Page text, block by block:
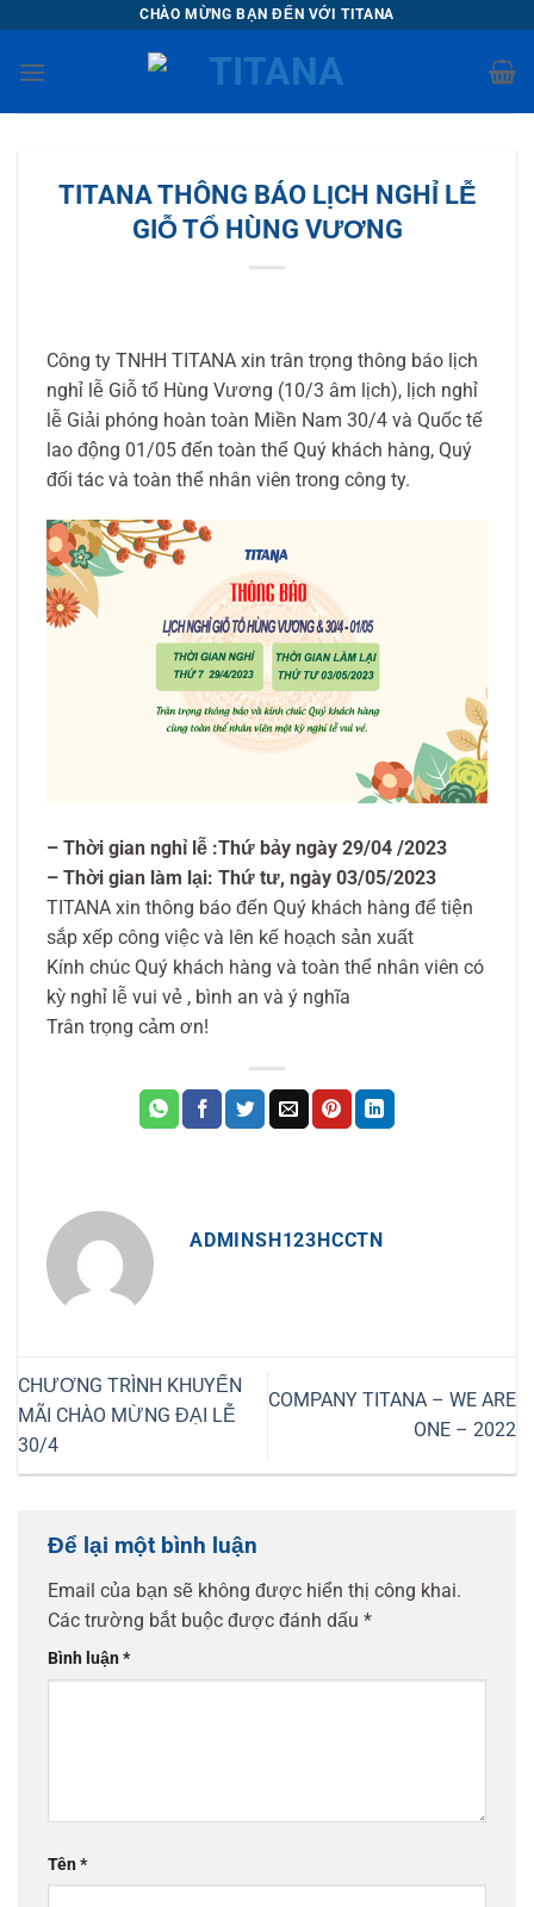
nội
CHÀO MỪNG BẠN ĐẾN VỚI TITANA
TITANA THÔNG BÁO LỊCH NGHỈ LỄ
GIỖ TỔ HÙNG VƯƠNG
Công ty TNHH TITANA xin trân trọng thông báo lịch
nghỉ lễ Giỗ tổ Hùng Vương (10/3 âm lịch), lịch nghỉ
lễ Giải phóng hoàn toàn Miền Nam 30/4 và Quốc tế
lao động 01/05 đến toàn thể Quý khách hàng, Quý
đối tác và toàn thể nhân viên trong công ty.
– Thời gian nghỉ lễ :Thứ bảy ngày 29/04 /2023
– Thời gian làm lại: Thứ tư, ngày 03/05/2023
TITANA xin thông báo đến Quý khách hàng để tiện
sắp xếp công việc và lên kế hoạch sản xuất
Kính chúc Quý khách hàng và toàn thể nhân viên có
kỳ nghỉ lễ vui vẻ , bình an và ý nghĩa
Trân trọng cảm ơn!
ADMINSH123HCCTN
CHƯƠNG TRÌNH KHUYẾN
MÃI CHÀO MỪNG ĐẠI LỄ
30/4
COMPANY TITANA – WE ARE
ONE – 2022
Để lại một bình luận
Email của bạn sẽ không được hiển thị công khai.
Các trường bắt buộc được đánh dấu *
Bình luận*
Tên*